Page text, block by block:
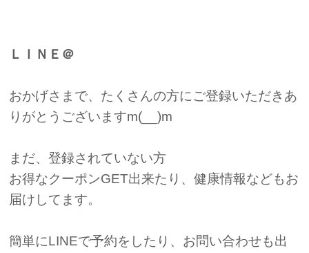
ＬＩＮＥ＠
おかげさまで、たくさんの方にご登録いただきあ
りがとうございますm(__)m
まだ、登録されていない方
お得なクーポンGET出来たり、健康情報などもお
届けしてます。
簡単にLINEで予約をしたり、お問い合わせも出